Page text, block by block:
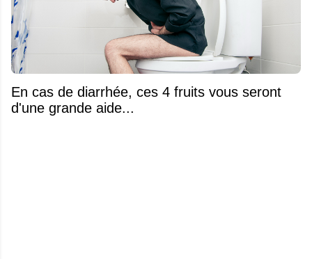
En cas de diarrhée, ces 4 fruits vous seront
d'une grande aide...